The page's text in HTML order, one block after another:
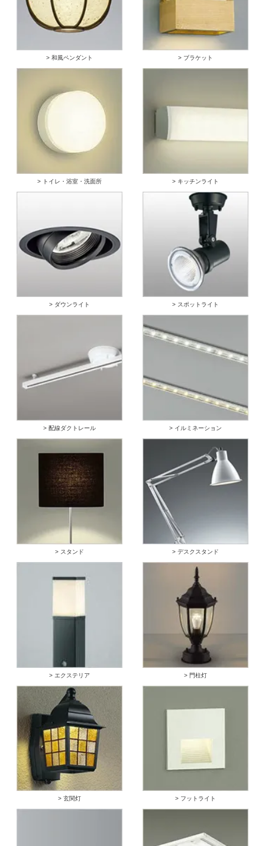
> 和風ペンダント > ブラケット
> トイレ・浴室・洗面所 > キッチンライト
> ダウンライト > スポットライト
> 配線ダクトレール > イルミネーション
> スタンド > デスクスタンド
> エクステリア > 門柱灯
> 玄関灯 > フットライト